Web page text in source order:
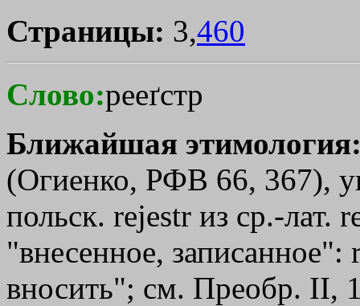
Страницы: 3,460
Слово:рееґстр
Ближайшая
(Огиенко, РФВ 66, 367),
польск. rejestr из ср.-лат.
"внесенное, записанное":
вносить"; см. Преобр. II,